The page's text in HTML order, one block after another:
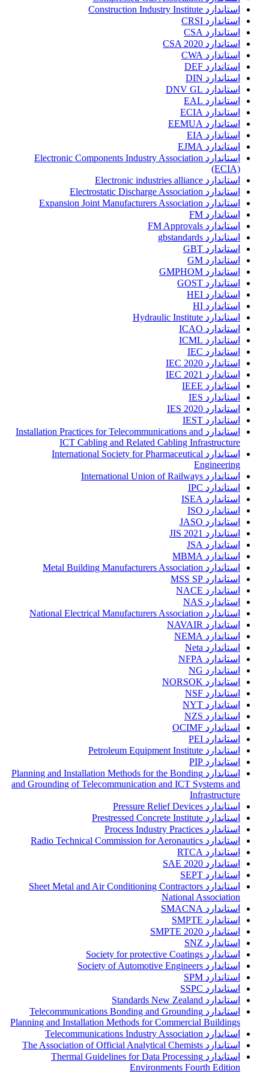
استاندارد Construction Industry Institute
استاندارد CRSI
استاندارد CSA
استاندارد CSA 2020
استاندارد CWA
استاندارد DEF
استاندارد DIN
استاندارد DNV GL
استاندارد EAL
استاندارد ECIA
استاندارد EEMUA
استاندارد EIA
استاندارد EJMA
استاندارد Electronic Components Industry Association
(ECIA)
استاندارد Electronic industries alliance
استاندارد Electrostatic Discharge Association
استاندارد Expansion Joint Manufacturers Association
استاندارد FM
استاندارد FM Approvals
استاندارد gbstandards
استاندارد GBT
استاندارد GM
استاندارد GMPHOM
استاندارد GOST
استاندارد HEI
استاندارد HI
استاندارد Hydraulic Institute
استاندارد ICAO
استاندارد ICML
استاندارد IEC
استاندارد IEC 2020
استاندارد IEC 2021
استاندارد IEEE
استاندارد IES
استاندارد IES 2020
استاندارد IEST
استاندارد Installation Practices for Telecommunications and
ICT Cabling and Related Cabling Infrastructure
استاندارد International Society for Pharmaceutical
Engineering
استاندارد International Union of Railways
استاندارد IPC
استاندارد ISEA
استاندارد ISO
استاندارد JASO
استاندارد JIS 2021
استاندارد JSA
استاندارد MBMA
استاندارد Metal Building Manufacturers Association
استاندارد MSS SP
استاندارد NACE
استاندارد NAS
استاندارد National Electrical Manufacturers Association
استاندارد NAVAIR
استاندارد NEMA
استاندارد Neta
استاندارد NFPA
استاندارد NG
استاندارد NORSOK
استاندارد NSF
استاندارد NYT
استاندارد NZS
استاندارد OCIMF
استاندارد PEI
استاندارد Petroleum Equipment Institute
استاندارد PIP
استاندارد Planning and Installation Methods for the Bonding
and Grounding of Telecommunication and ICT Systems and
Infrastructure
استاندارد Pressure Relief Devices
استاندارد Prestressed Concrete Institute
استاندارد Process Industry Practices
استاندارد Radio Technical Commission for Aeronautics
استاندارد RTCA
استاندارد SAE 2020
استاندارد SEPT
استاندارد Sheet Metal and Air Conditioning Contractors
National Association
استاندارد SMACNA
استاندارد SMPTE
استاندارد SMPTE 2020
استاندارد SNZ
استاندارد Society for protective Coatings
استاندارد Society of Automotive Engineers
استاندارد SPM
استاندارد SSPC
استاندارد Standards New Zealand
استاندارد Telecommunications Bonding and Grounding
Planning and Installation Methods for Commercial Buildings
استاندارد Telecommunications Industry Association
استاندارد The Association of Official Analytical Chemists
استاندارد Thermal Guidelines for Data Processing
Environments Fourth Edition